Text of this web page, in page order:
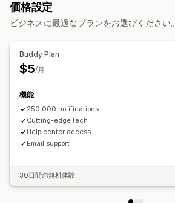
価格設定
ビジネスに最適なプランをお選びください。
Buddy Plan
$5/月
機能
250,000 notifications
Cutting-edge tech
Help center access
Email support
30日間の無料体験